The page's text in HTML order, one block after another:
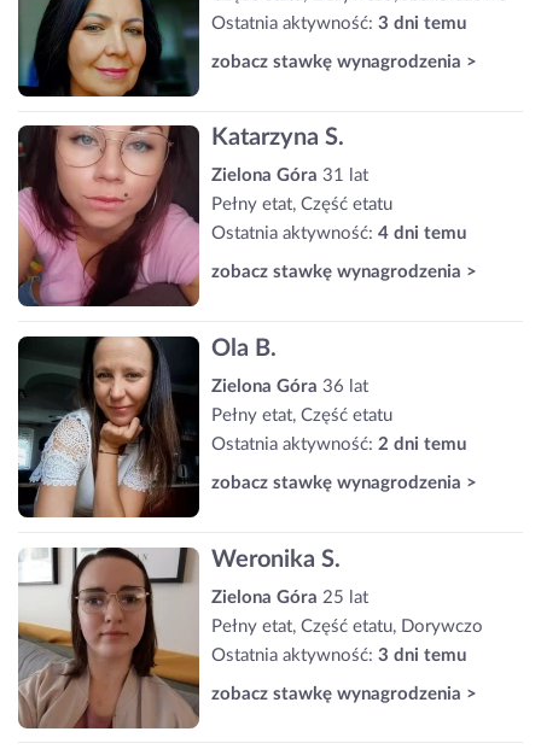
Ostatnia aktywność: 3 dni temu
zobacz stawkę wynagrodzenia >
Katarzyna S.
Zielona Góra 31 lat
Pełny etat, Część etatu
Ostatnia aktywność: 4 dni temu
zobacz stawkę wynagrodzenia >
Ola B.
Zielona Góra 36 lat
Pełny etat, Część etatu
Ostatnia aktywność: 2 dni temu
zobacz stawkę wynagrodzenia >
Weronika S.
Zielona Góra 25 lat
Pełny etat, Część etatu, Dorywczo
Ostatnia aktywność: 3 dni temu
zobacz stawkę wynagrodzenia >